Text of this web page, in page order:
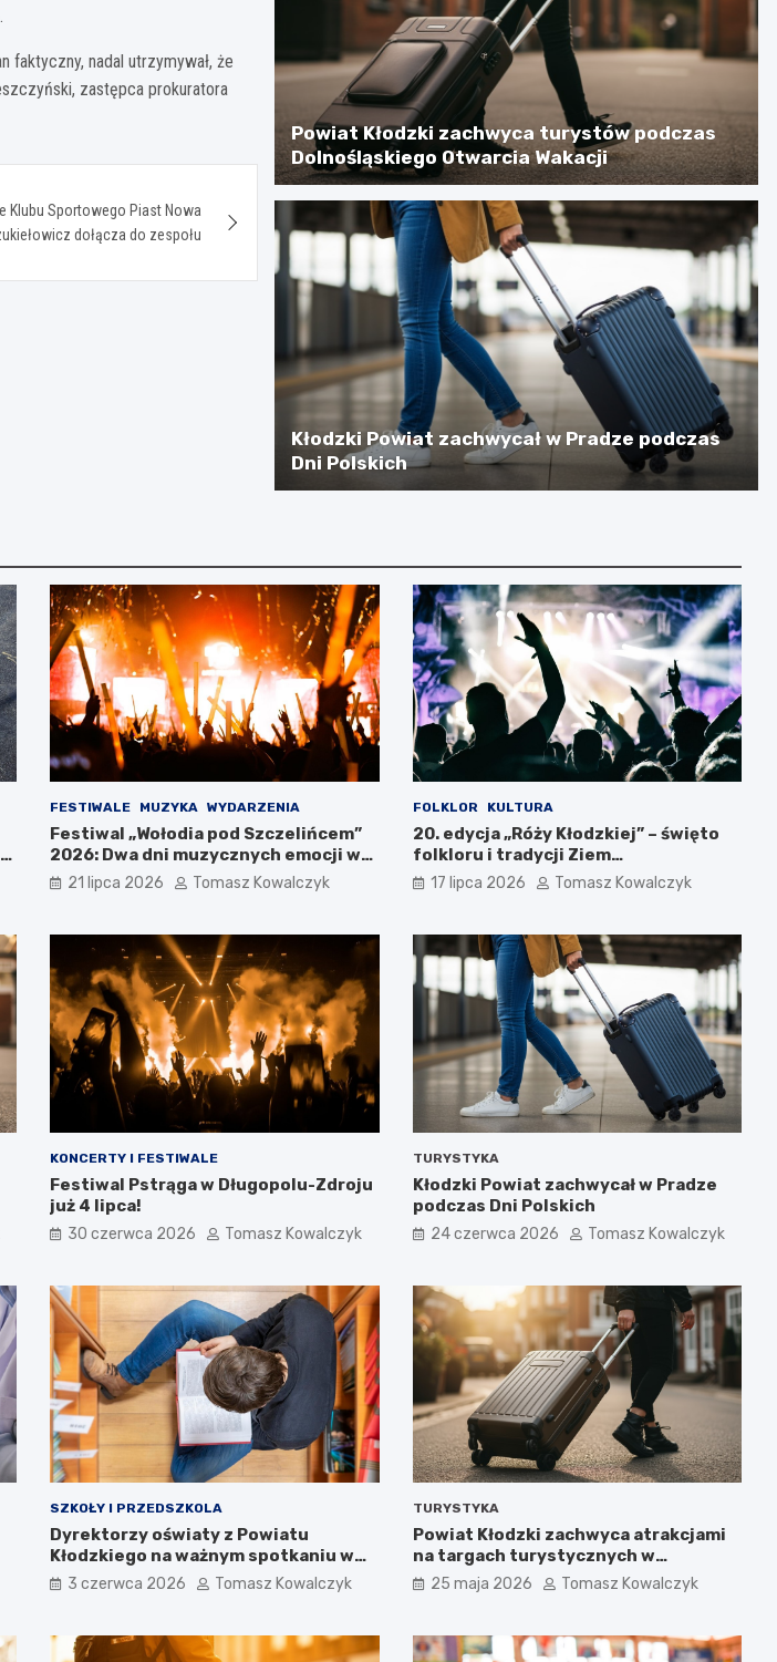
nadal utrzymywał, że
zastępca prokuratora
Klubu Sportowego Piast Nowa
dołącza do zespołu
Powiat Kłodzki zachwyca turystów podczas
Dolnośląskiego Otwarcia Wakacji
Kłodzki Powiat zachwycał w Pradze podczas
Dni Polskich
FESTIWALE MUZYKA WYDARZENIA
Festiwal „Wołodia pod Szczelińcem”
2026: Dwa dni muzycznych emocji w
Górach Stołowych!
21 lipca 2026 Tomasz Kowalczyk
FOLKLOR KULTURA
20. edycja „Róży Kłodzkiej” – święto
folkloru i tradycji Ziem
Pogranicznych
17 lipca 2026 Tomasz Kowalczyk
KONCERTY I FESTIWALE
Festiwal Pstrąga w Długopolu-Zdroju
już 4 lipca!
30 czerwca 2026 Tomasz Kowalczyk
TURYSTYKA
Kłodzki Powiat zachwycał w Pradze
podczas Dni Polskich
24 czerwca 2026 Tomasz Kowalczyk
SZKOŁY I PRZEDSZKOLA
Dyrektorzy oświaty z Powiatu
Kłodzkiego na ważnym spotkaniu w
Kłodzku
3 czerwca 2026 Tomasz Kowalczyk
TURYSTYKA
Powiat Kłodzki zachwyca atrakcjami
na targach turystycznych w
Chorzowie
25 maja 2026 Tomasz Kowalczyk